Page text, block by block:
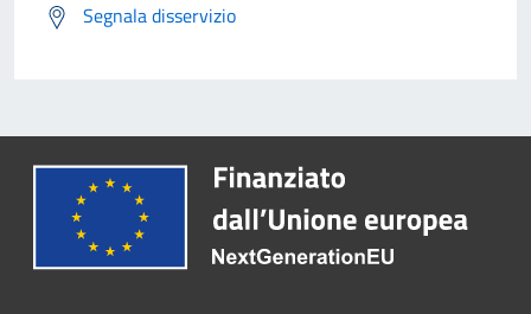
Segnala disservizio